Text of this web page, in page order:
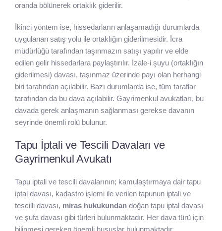
oranda bölünerek ortaklık giderilir.
İkinci yöntem ise, hissedarların anlaşamadığı durumlarda
uygulanan satış yolu ile ortaklığın giderilmesidir. İcra
müdürlüğü tarafından taşınmazın satışı yapılır ve elde
edilen gelir hissedarlara paylaştırılır. İzale-i şuyu (ortaklığın
giderilmesi) davası, taşınmaz üzerinde payı olan herhangi
biri tarafından açılabilir. Bazı durumlarda ise, tüm taraflar
tarafından da bu dava açılabilir. Gayrimenkul avukatları, bu
davada gerek anlaşmanın sağlanması gerekse davanın
seyrinde önemli rolü bulunur.
Tapu İptali ve Tescili Davaları ve
Gayrimenkul Avukatı
Tapu iptali ve tescili davalarının; kamulaştırmaya dair tapu
iptal davası, kadastro işlemi ile verilen tapunun iptali ve
tescilli davası, miras hukukundan doğan tapu iptal davası
ve şufa davası gibi türleri bulunmaktadır. Her dava türü için
bilinmesi gereken önemli hususlar bulunmaktadır.